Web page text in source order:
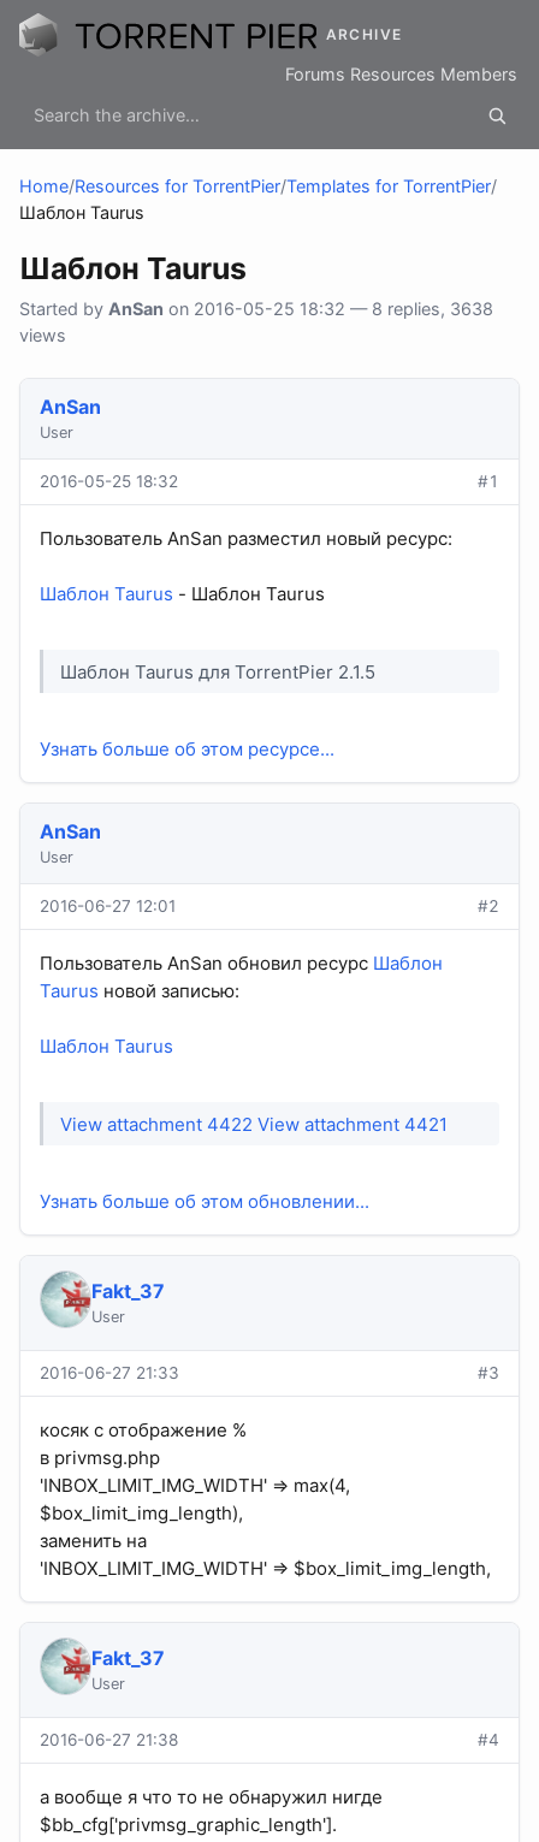
ARCHIVE
Forums Resources Members
Home/Resources for TorrentPier/Templates for TorrentPier/
Шаблон Taurus
Шаблон Taurus
Started by AnSan on 2016-05-25 18:32 — 8 replies, 3638
views
AnSan
User
2016-05-25 18:32 #1
Пользователь AnSan разместил новый ресурс:
Шаблон Taurus - Шаблон Taurus
Шаблон Taurus для TorrentPier 2.1.5
Узнать больше об этом ресурсе...
AnSan
User
2016-06-27 12:01 #2
Пользователь AnSan обновил ресурс Шаблон
Taurus новой записью:
Шаблон Taurus
View attachment 4422 View attachment 4421
Узнать больше об этом обновлении...
Fakt_37
User
2016-06-27 21:33 #3
косяк с отображение %
в privmsg.php
'INBOX_LIMIT_IMG_WIDTH' => max(4,
$box_limit_img_length),
заменить на
'INBOX_LIMIT_IMG_WIDTH' => $box_limit_img_length,
Fakt_37
User
2016-06-27 21:38 #4
а вообще я что то не обнаружил нигде
$bb_cfg['privmsg_graphic_length'].